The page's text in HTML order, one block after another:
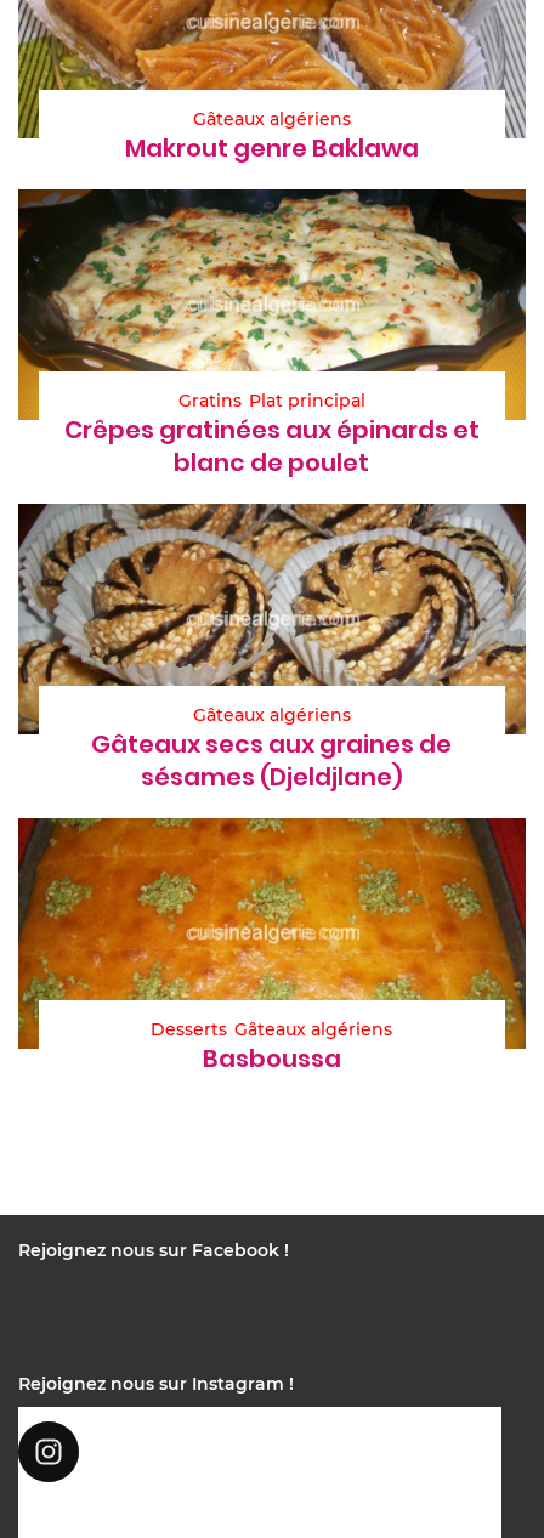
Gâteaux algériens
Makrout genre Baklawa
Gratins Plat principal
Crêpes gratinées aux épinards et
blanc de poulet
Gâteaux algériens
Gâteaux secs aux graines de
sésames (Djeldjlane)
Desserts Gâteaux algériens
Basboussa
Rejoignez nous sur Facebook !
Rejoignez nous sur Instagram !